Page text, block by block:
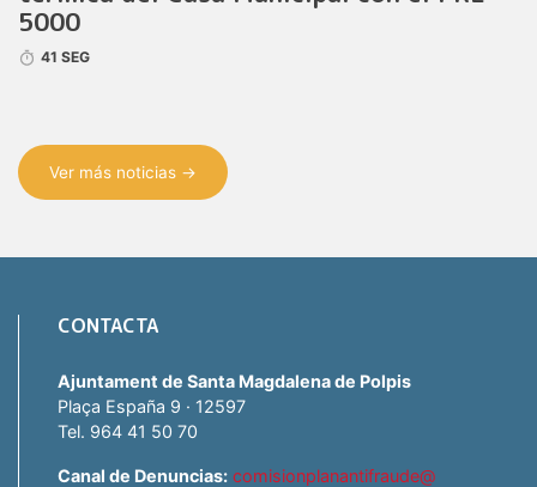
5000
41 SEG
Ver más noticias →
CONTACTA
Ajuntament de Santa Magdalena de Polpis
Plaça España 9 · 12597
Tel. 964 41 50 70
Canal de Denuncias: comisionplanantifraude@